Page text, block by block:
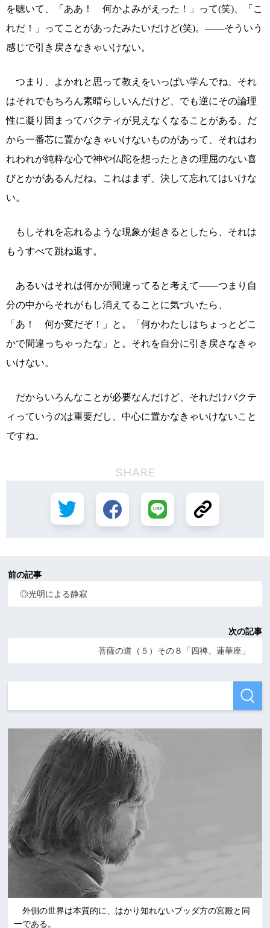
を聴いて、「ああ！ 何かよみがえった！」って(笑)、「こ
れだ！」ってことがあったみたいだけど(笑)。――そういう
感じで引き戻さなきゃいけない。
つまり、よかれと思って教えをいっぱい学んでね、それ
はそれでもちろん素晴らしいんだけど、でも逆にその論理
性に凝り固まってバクティが見えなくなることがある。だ
から一番芯に置かなきゃいけないものがあって、それはわ
れわれが純粋な心で神や仏陀を想ったときの理屈のない喜
びとかがあるんだね。これはまず、決して忘れてはいけな
い。
もしそれを忘れるような現象が起きるとしたら、それは
もうすべて跳ね返す。
あるいはそれは何かが間違ってると考えて――つまり自
分の中からそれがもし消えてることに気づいたら、
「あ！ 何か変だぞ！」と。「何かわたしはちょっとどこ
かで間違っちゃったな」と。それを自分に引き戻さなきゃ
いけない。
だからいろんなことが必要なんだけど、それだけバクテ
ィっていうのは重要だし、中心に置かなきゃいけないこと
ですね。
SHARE
前の記事
◎光明による静寂
次の記事
菩薩の道（５）その８「四禅、蓮華座」
外側の世界は本質的に、はかり知れないブッダ方の宮殿と同
一である。